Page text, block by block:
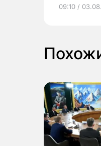
выиграть
09:10 /